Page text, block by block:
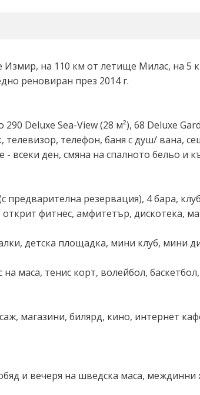
на 110 км от летище Милас, на 5
реновиран през 2014 г.
Deluxe Sea-View (28 м²), 68 Deluxe
телевизор, телефон, баня с душ/ вана,
- всеки ден, смяна на спалното бельо и
предварителна резервация), 4 бара,
фитнес, амфитетър, дискотека,
детска площадка, мини клуб, мини
на маса, тенис корт, волейбол,
магазини, билярд, кино, интернет
и вечеря на шведска маса,